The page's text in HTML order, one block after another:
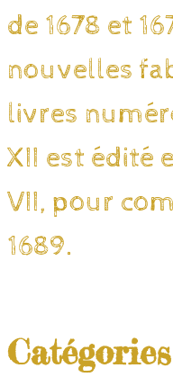
de 1678 et
nouvelles
livres
XII est édité
VII, pour
1689.
Catégories